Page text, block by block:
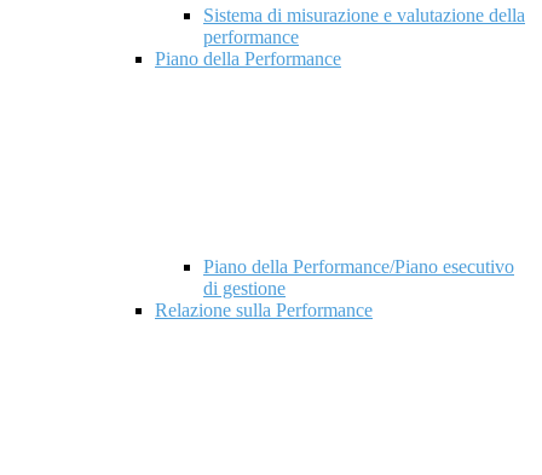
Sistema di misurazione e valutazione della
performance
Piano della Performance
Piano della Performance/Piano esecutivo
di gestione
Relazione sulla Performance